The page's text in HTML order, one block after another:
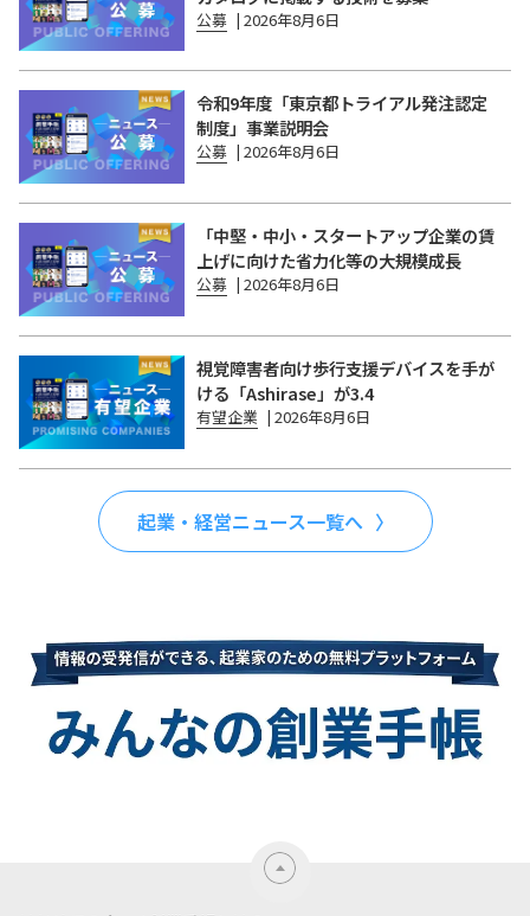
公募 | 2026年8月6日
令和9年度「東京都トライアル発注認定
制度」事業説明会
公募 | 2026年8月6日
「中堅・中小・スタートアップ企業の賃
上げに向けた省力化等の大規模成長
公募 | 2026年8月6日
視覚障害者向け歩行支援デバイスを手が
ける「Ashirase」が3.4
有望企業 | 2026年8月6日
起業・経営ニュース一覧へ